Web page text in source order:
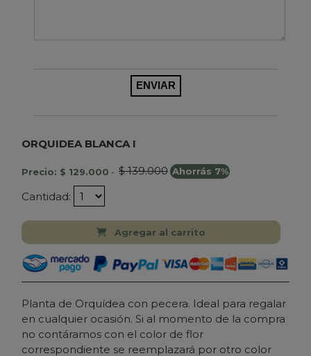
ORQUIDEA BLANCA I
Precio: $ 129.000 - $ 139.000 Ahorrás 7%
Cantidad:
Agregar al carrito
Planta de Orquídea con pecera. Ideal para regalar
en cualquier ocasión. Si al momento de la compra
no contáramos con el color de flor
correspondiente se reemplazará por otro color